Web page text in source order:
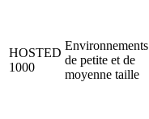
HOSTED
1000
Environnements
de petite et de
moyenne taille